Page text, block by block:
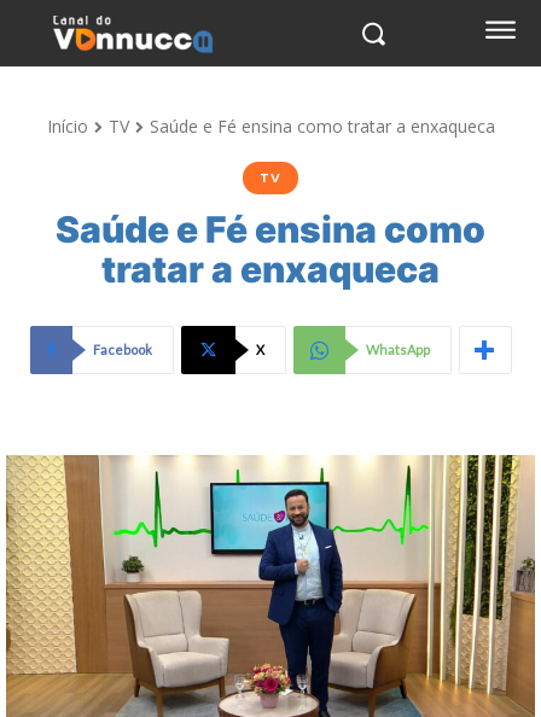
Início TV Saúde e Fé ensina como tratar a enxaqueca
TV
Saúde e Fé ensina como
tratar a enxaqueca
Facebook X WhatsApp